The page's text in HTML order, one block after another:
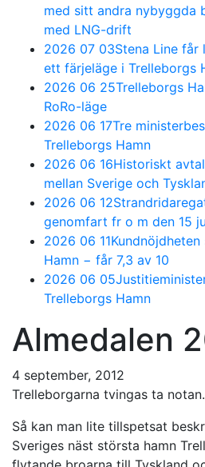
med sitt andra nybyggda
med LNG-drift
2026 07 03Stena Line
ett färjeläge i Trelleborgs
2026 06 25Trelleborgs
RoRo-läge
2026 06 17Tre
Trelleborgs Hamn
2026 06 16Historiskt
mellan Sverige och
2026 06 12
genomfart fr o m den 15
2026 06 11
Hamn − får 7,3 av 10
2026 06 05
Trelleborgs Hamn
Almedalen
4 september, 2012
Trelleborgarna tvingas ta
Så kan man lite tillspetsat
Sveriges näst största hamn